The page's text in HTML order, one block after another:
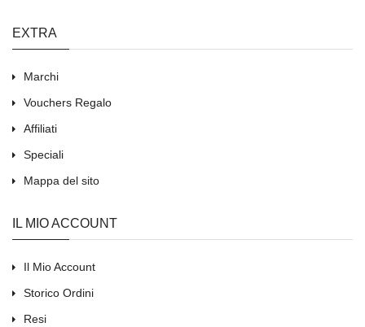
EXTRA
Marchi
Vouchers Regalo
Affiliati
Speciali
Mappa del sito
IL MIO ACCOUNT
Il Mio Account
Storico Ordini
Resi